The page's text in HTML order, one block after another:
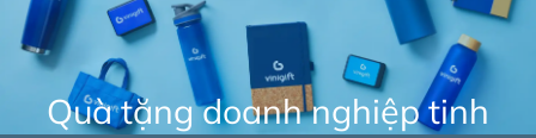
Quà tặng doanh nghiệp tinh